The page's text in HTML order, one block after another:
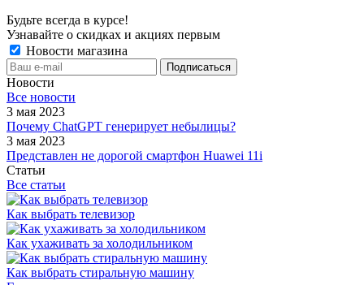
Будьте всегда в курсе!
Узнавайте о скидках и акциях первым
Новости магазина
Новости
Все новости
3 мая 2023
Почему ChatGPT генерирует небылицы?
3 мая 2023
Представлен не дорогой смартфон Huawei 11i
Статьи
Все статьи
Как выбрать телевизор
Как ухаживать за холодильником
Как выбрать стиральную машину